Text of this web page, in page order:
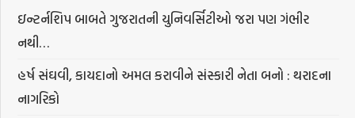
ઇન્ટર્નશિપ બાબતે ગુજરાતની યુનિવર્સિટીઓ જરા પણ ગંભીર
નથી…
હર્ષ સંઘવી, કાયદાનો અમલ કરાવીને સંસ્કારી નેતા બનો : થરાદના
નાગરિકો